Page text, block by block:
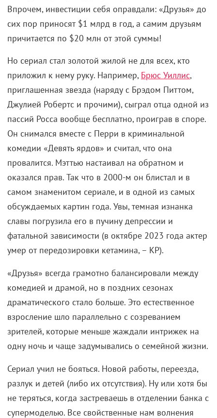
фатальной зависимости (в октябре 2023 года актер
умер от передозировки кетамина, – КР).
«Друзья» всегда грамотно балансировали между
комедией и драмой, но в поздних сезонах
драматического стало больше. Это естественное
взросление шло параллельно с созреванием
зрителей, которые меньше жаждали интрижек на
одну ночь и чаще задумывались о семейной жизни.
Сериал учил не бояться. Новой работы, переезда,
разлук и детей (либо их отсутствия). Ну или хотя бы
не теряться, когда застреваешь в отделении банка с
супермоделью. Все свойственные нам волнения
герои переживали по очереди. И двигались дальше.
А зрители двигались вместе с ними, приобщая к
«Друзьям» подрастающие поколения. Поэтому их
аудитория никогда не старела, обретая новых
почитателей в числе тех же подписчиков Netflix.
Те, кто упрекал «Друзей» в идеализме, в чем-то